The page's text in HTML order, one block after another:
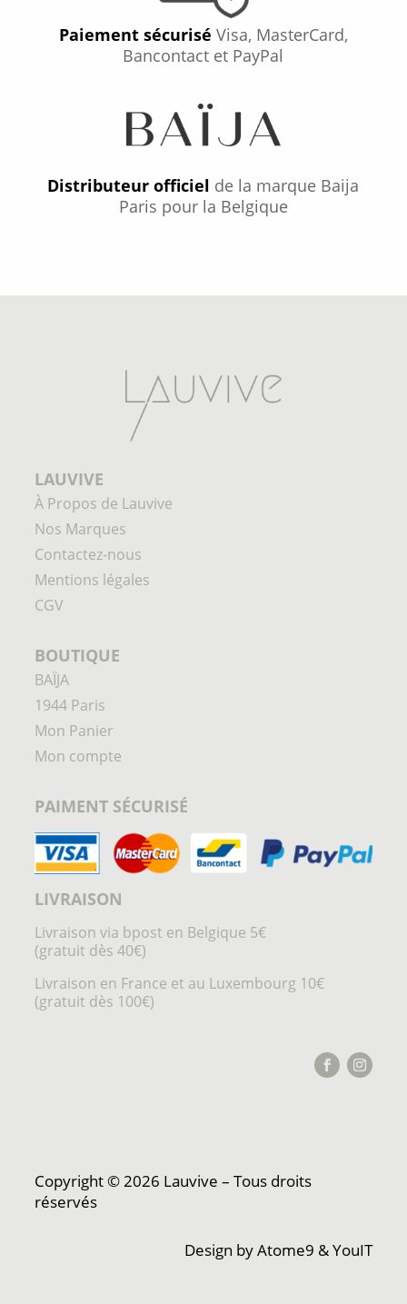
Paiement sécurisé Visa, MasterCard,
Bancontact et PayPal
Distributeur officiel de la marque Baija
Paris pour la Belgique
LAUVIVE
À Propos de Lauvive
Nos Marques
Contactez-nous
Mentions légales
CGV
BOUTIQUE
BAÏJA
1944 Paris
Mon Panier
Mon compte
PAIMENT SÉCURISÉ
LIVRAISON
Livraison via bpost en Belgique 5€
(gratuit dès 40€)
Livraison en France et au Luxembourg 10€
(gratuit dès 100€)
Copyright © 2026 Lauvive – Tous droits
réservés
Design byAtome9 &YouIT